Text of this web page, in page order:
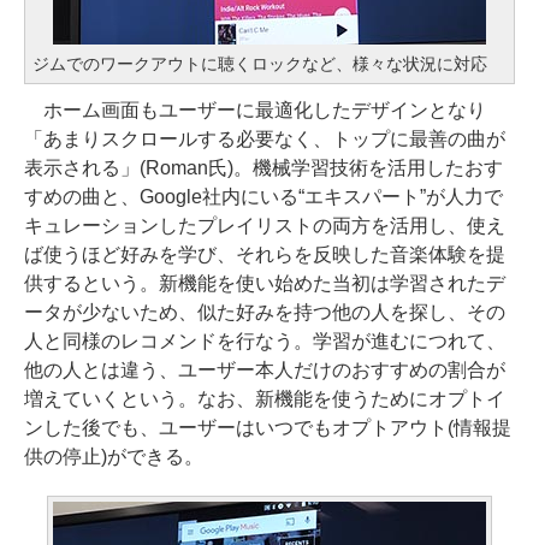
ジムでのワークアウトに聴くロックなど、様々な状況に対応
ホーム画面もユーザーに最適化したデザインとなり
「あまりスクロールする必要なく、トップに最善の曲が
表示される」(Roman氏)。機械学習技術を活用したおす
すめの曲と、Google社内にいる“エキスパート”が人力で
キュレーションしたプレイリストの両方を活用し、使え
ば使うほど好みを学び、それらを反映した音楽体験を提
供するという。新機能を使い始めた当初は学習されたデ
ータが少ないため、似た好みを持つ他の人を探し、その
人と同様のレコメンドを行なう。学習が進むにつれて、
他の人とは違う、ユーザー本人だけのおすすめの割合が
増えていくという。なお、新機能を使うためにオプトイ
ンした後でも、ユーザーはいつでもオプトアウト(情報提
供の停止)ができる。